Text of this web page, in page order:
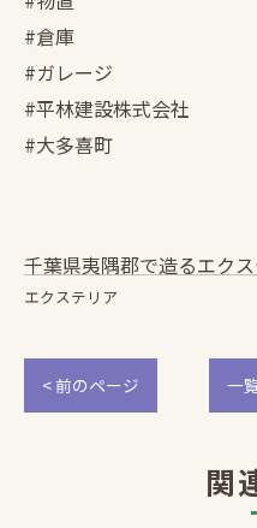
#倉庫
#ガレージ
#平林建設株式会社
#大多喜町
千葉県夷隅郡で造るエク
エクステリア
< 前のページ 一
関